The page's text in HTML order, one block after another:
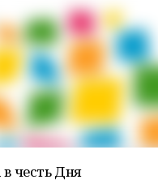
честь Дня